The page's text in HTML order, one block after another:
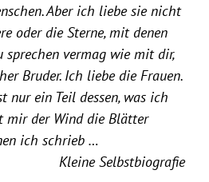
Aber ich liebe sie nicht
oder die Sterne, mit denen
sprechen vermag wie mit dir,
Bruder. Ich liebe die Frauen.
nur ein Teil dessen, was ich
mir der Wind die Blätter
ich schrieb …
Kleine Selbstbiografie